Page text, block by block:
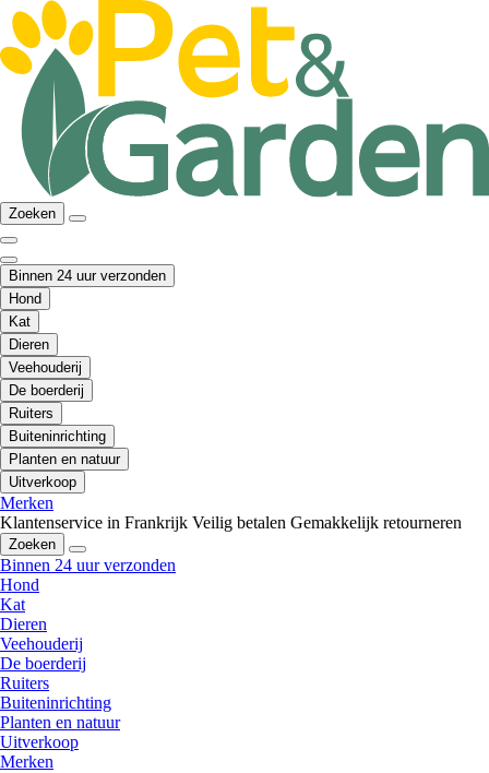
Zoeken
Binnen 24 uur verzonden
Hond
Kat
Dieren
Veehouderij
De boerderij
Ruiters
Buiteninrichting
Planten en natuur
Uitverkoop
Merken
Klantenservice in Frankrijk Veilig betalen Gemakkelijk retourneren
Zoeken
Binnen 24 uur verzonden
Hond
Kat
Dieren
Veehouderij
De boerderij
Ruiters
Buiteninrichting
Planten en natuur
Uitverkoop
Merken